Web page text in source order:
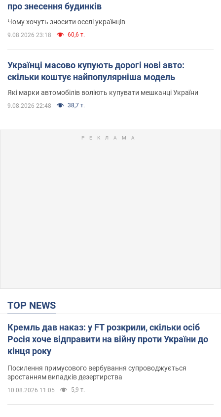
про знесення будинків
Чому хочуть зносити оселі українців
9.08.2026 23:18 60,6 т.
Українці масово купують дорогі нові авто:
скільки коштує найпопулярніша модель
Які марки автомобілів воліють купувати мешканці України
9.08.2026 22:48 38,7 т.
TOP NEWS
Кремль дав наказ: у FT розкрили, скільки осіб
Росія хоче відправити на війну проти України до
кінця року
Посилення примусового вербування супроводжується
зростанням випадків дезертирства
10.08.2026 11:05 5,9 т.